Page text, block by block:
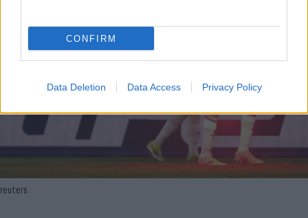
CONFIRM
Data Deletion Data Access Privacy Policy
reuters